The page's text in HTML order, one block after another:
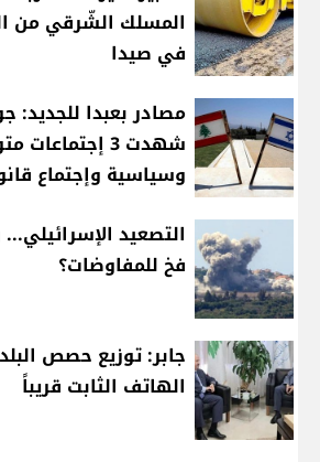
المسلك الشّرقي من
في صيدا
مصادر بعبدا للجديد:
شهدت 3
وسياسية وإجتماع
التصعيد
فخ للمفاوضات؟
جابر: توزيع حصص
الهاتف الثابت قريباً